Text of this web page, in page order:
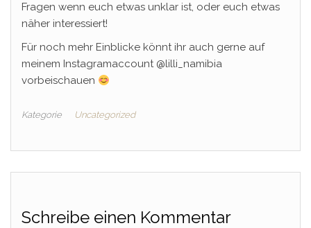
Fragen wenn euch etwas unklar ist, oder euch etwas
näher interessiert!
Für noch mehr Einblicke könnt ihr auch gerne auf
meinem Instagramaccount @lilli_namibia
vorbeischauen
Kategorie Uncategorized
Schreibe einen Kommentar